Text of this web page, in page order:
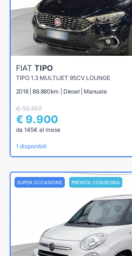
FIAT TIPO
TIPO 1.3 MULTIJET 95CV LOUNGE
2018 | 88.880km | Diesel | Manuale
€ 10.197
€ 9.900
da 145€ al mese
1 disponibili
SUPER OCCASIONE PRONTA CONSEGNA